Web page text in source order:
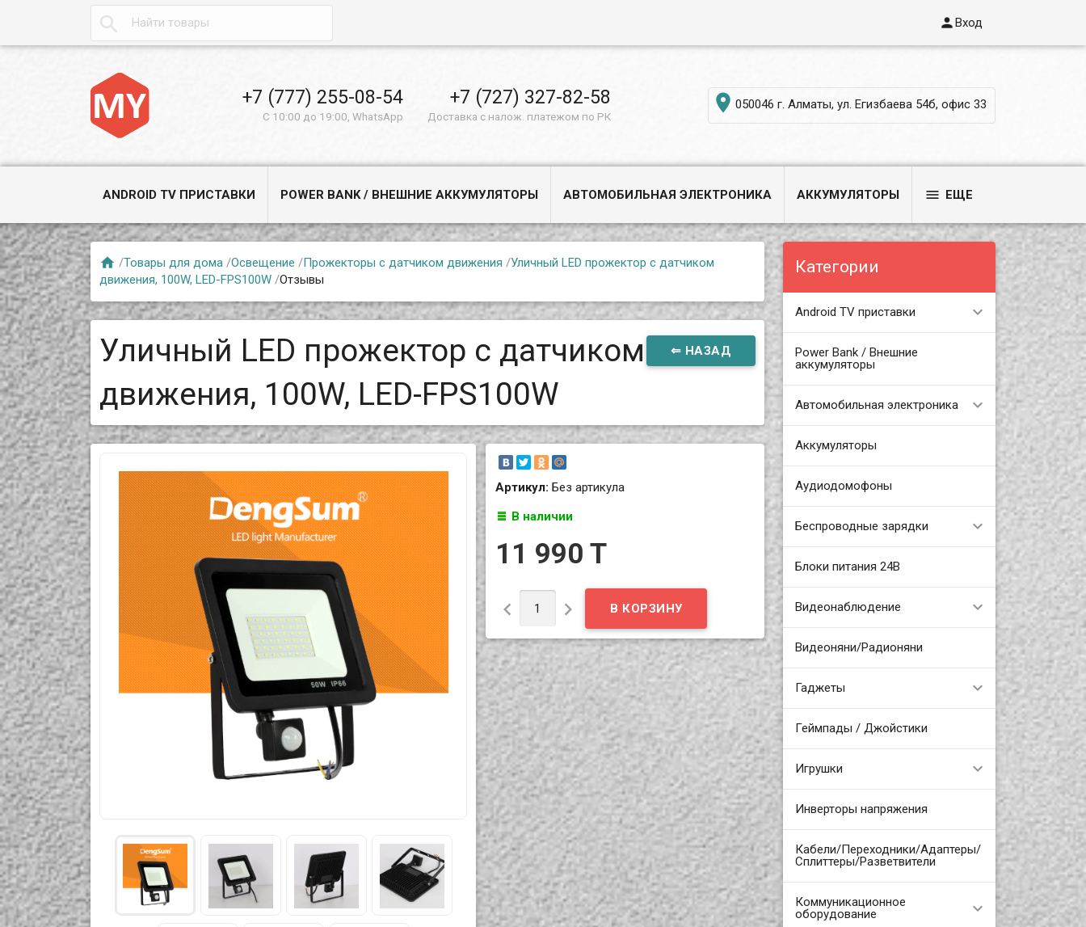
 Вход
+7 (777) 255-08-54
С 10:00 до 19:00, WhatsApp
+7 (727) 327-82-58
Доставка с налож. платежом по РК
 050046 г. Алматы, ул. Егизбаева 54б, офис 33
ANDROID TV ПРИСТАВКИ POWER BANK / ВНЕШНИЕ АККУМУЛЯТОРЫ АВТОМОБИЛЬНАЯ ЭЛЕКТРОНИКА АККУМУЛЯТОРЫ  ЕЩЕ
Категории
Android TV приставки
Power Bank / Внешние
аккумуляторы
Автомобильная электроника
Аккумуляторы
Аудиодомофоны
Беспроводные зарядки
Блоки питания 24В
Видеонаблюдение
Видеоняни/Радионяни
Гаджеты
Геймпады / Джойстики
Игрушки
Инверторы напряжения
Кабели/Переходники/Адаптеры/
Сплиттеры/Разветвители
Коммуникационное
оборудование
 /Товары для дома /Освещение /Прожекторы с датчиком движения /Уличный LED прожектор с датчиком
движения, 100W, LED-FPS100W /Отзывы
⇐ НАЗАД
Уличный LED прожектор с датчиком
движения, 100W, LED-FPS100W
Артикул: Без артикула
В наличии
11 990 T
 